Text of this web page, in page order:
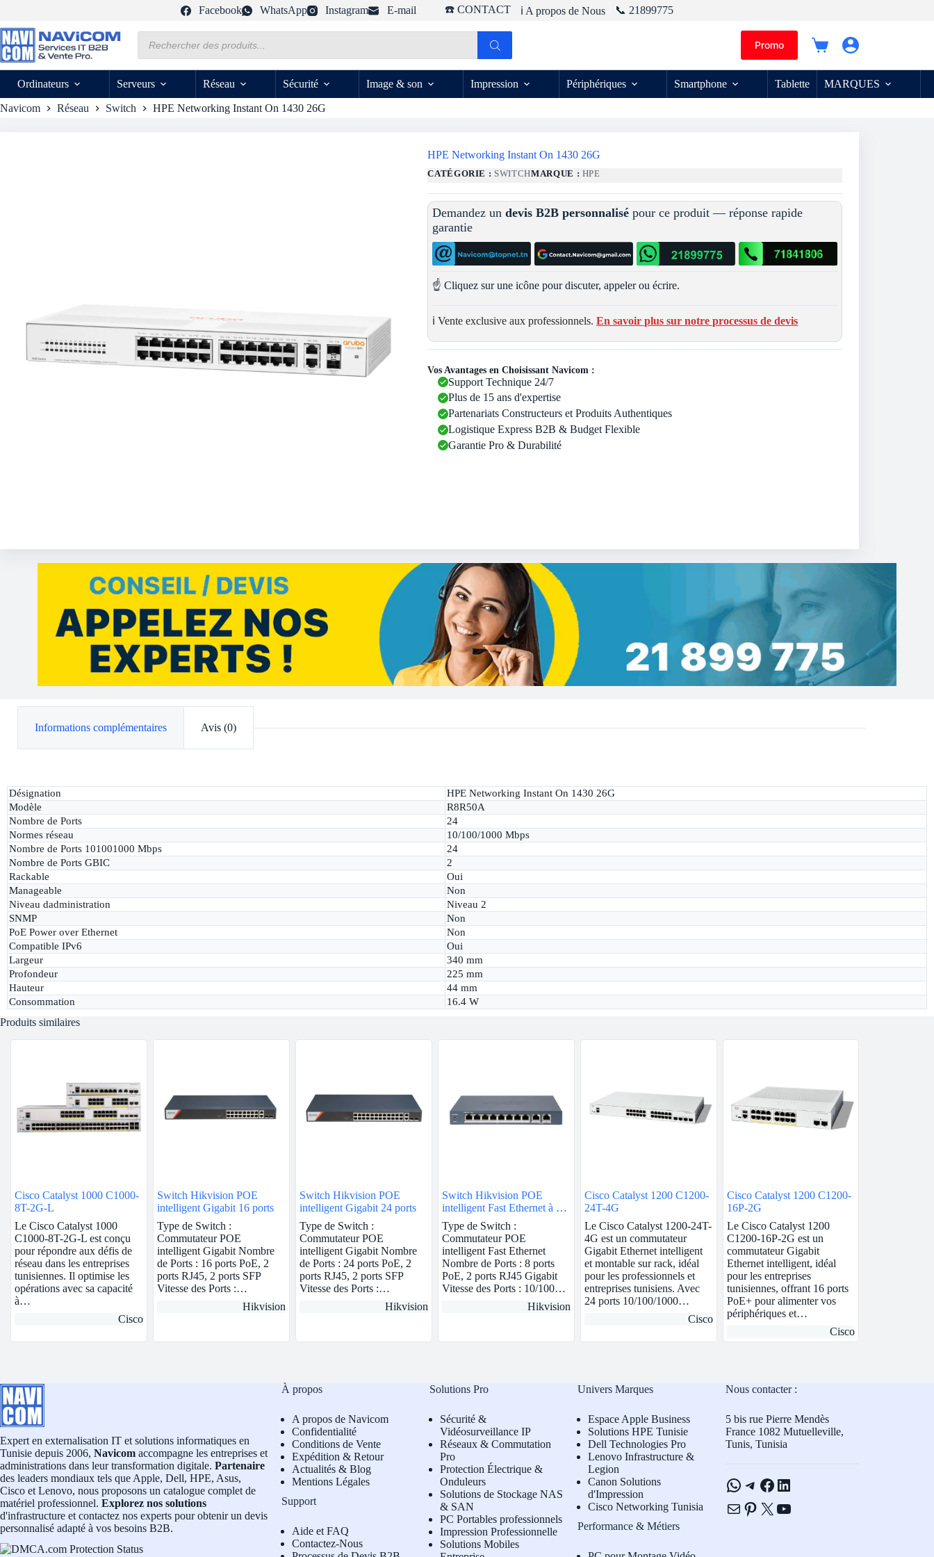
contenu
Facebook WhatsApp Instagram E-mail ☎️ CONTACT ℹ️ A propos de Nous 📞 21899775
produits
Promo
Panier
Ordinateurs
Serveurs Réseau Sécurité Image & son Impression Périphériques Smartphone Tablette MARQUES
Navicom Réseau Switch HPE Networking Instant On 1430 26G
HPE Networking Instant On 1430 26G
CATÉGORIE : SWITCHMARQUE : HPE
Demandez undevis B2B personnalisé pour ce produit — réponse rapide
garantie
☝️ Cliquez sur une icône pour discuter, appeler ou écrire.
ℹ️ Vente exclusive aux professionnels.En savoir plus sur notre processus de devis
Vos Avantages en Choisissant Navicom :
Support Technique 24/7
Plus de 15 ans d'expertise
Partenariats Constructeurs et Produits Authentiques
Logistique Express B2B & Budget Flexible
Garantie Pro & Durabilité
Informations complémentaires Avis (0)
Désignation
HPE Networking Instant On 1430 26G
Modèle
R8R50A
Nombre de Ports
24
Normes réseau
10/100/1000 Mbps
Nombre de Ports 101001000 Mbps
24
Nombre de Ports GBIC
2
Rackable
Oui
Manageable
Non
Niveau dadministration
Niveau 2
SNMP
Non
PoE Power over Ethernet
Non
Compatible IPv6
Oui
Largeur
340 mm
Profondeur
225 mm
Hauteur
44 mm
Consommation
16.4 W
Produits similaires
Cisco Catalyst 1000 C1000-
8T-2G-L
Le Cisco Catalyst 1000
C1000-8T-2G-L est conçu
pour répondre aux défis de
réseau dans les entreprises
tunisiennes. Il optimise les
opérations avec sa capacité
à…
Cisco
Switch Hikvision POE
intelligent Gigabit 16 ports
Type de Switch :
Commutateur POE
intelligent Gigabit Nombre
de Ports : 16 ports PoE, 2
ports RJ45, 2 ports SFP
Vitesse des Ports :…
Hikvision
Switch Hikvision POE
intelligent Gigabit 24 ports
Type de Switch :
Commutateur POE
intelligent Gigabit Nombre
de Ports : 24 ports PoE, 2
ports RJ45, 2 ports SFP
Vitesse des Ports :…
Hikvision
Switch Hikvision POE
intelligent Fast Ethernet à 8
ports
Type de Switch :
Commutateur POE
intelligent Fast Ethernet
Nombre de Ports : 8 ports
PoE, 2 ports RJ45 Gigabit
Vitesse des Ports : 10/100…
Hikvision
Cisco Catalyst 1200 C1200-
24T-4G
Le Cisco Catalyst 1200-24T-
4G est un commutateur
Gigabit Ethernet intelligent
et montable sur rack, idéal
pour les professionnels et
entreprises tunisiens. Avec
24 ports 10/100/1000…
Cisco
Cisco Catalyst 1200 C1200-
16P-2G
Le Cisco Catalyst 1200
C1200-16P-2G est un
commutateur Gigabit
Ethernet intelligent, idéal
pour les entreprises
tunisiennes, offrant 16 ports
PoE+ pour alimenter vos
périphériques et…
Cisco
Expert en externalisation IT et solutions informatiques en
Tunisie depuis 2006, Navicom accompagne les entreprises et
administrations dans leur transformation digitale. Partenaire
des leaders mondiaux tels que Apple, Dell, HPE, Asus,
Cisco et Lenovo, nous proposons un catalogue complet de
matériel professionnel. Explorez nos solutions
d'infrastructure et contactez nos experts pour obtenir un devis
personnalisé adapté à vos besoins B2B.
À propos
A propos de Navicom
Confidentialité
Conditions de Vente
Expédition & Retour
Actualités & Blog
Mentions Légales
Support
Aide et FAQ
Contactez-Nous
Solutions Pro
Sécurité &
Vidéosurveillance IP
Réseaux & Commutation
Pro
Protection Électrique &
Onduleurs
Solutions de Stockage NAS
& SAN
PC Portables professionnels
Impression Professionnelle
Solutions Mobiles
Univers Marques
Espace Apple Business
Solutions HPE Tunisie
Dell Technologies Pro
Lenovo Infrastructure &
Legion
Canon Solutions
d'Impression
Cisco Networking Tunisia
Performance & Métiers
Nous contacter :
5 bis rue Pierre Mendès
France 1082 Mutuelleville,
Tunis, Tunisia
WhatsApp
Telegram
Facebook
LinkedIn
E-mailPinterest
X YouTube